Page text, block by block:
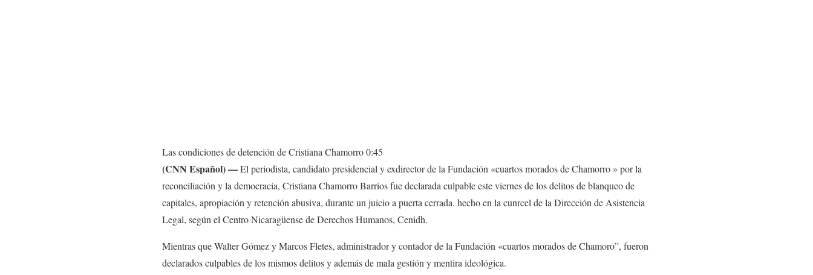
Las condiciones de detención de Cristiana Chamorro0:45
(CNN Español) —El periodista, candidato presidencial y exdirector de la Fundación «cuartos moradosde Chamorro » por la
reconciliación y la democracia, Cristiana Chamorro Barrios fue declarada culpable este viernes de los delitos de blanqueo de
capitales, apropiación y retención abusiva, durante un juicio a puerta cerrada. hecho en la cunrcel de la Dirección de Asistencia
Legal, según el Centro Nicaragüense de Derechos Humanos, Cenidh.
Mientras que Walter Gómez y Marcos Fletes, administrador y contador de la Fundación «cuartos moradosde Chamoro”, fueron
declarados culpables de los mismos delitos y además de mala gestión y mentira ideológica.